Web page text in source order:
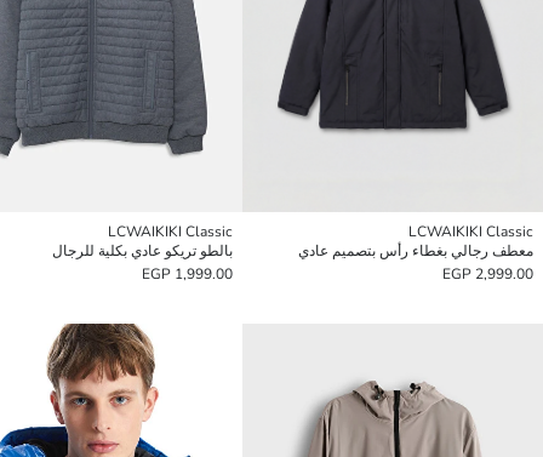
LCWAIKIKI Classic
معطف رجالي بغطاء رأس بتصميم عادي
2,999.00 EGP
LCWAIKIKI Classic
بالطو تريكو عادي بكلية للرجال
1,999.00 EGP